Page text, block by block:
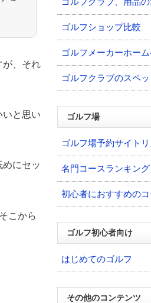
が、それ
いと思い
にセッ
こから
ゴルフショップ比較
ゴルフメーカーホー
ゴルフクラブのスペッ
ゴルフ場
ゴルフ場予約サイトリ
名門コースランキング
初心者におすすめの
ゴルフ初心者向け
はじめてのゴルフ
その他のコンテンツ